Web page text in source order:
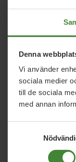
Denna
Vi använder
sociala medier
till de sociala
med annan